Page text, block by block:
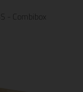
- Combibox